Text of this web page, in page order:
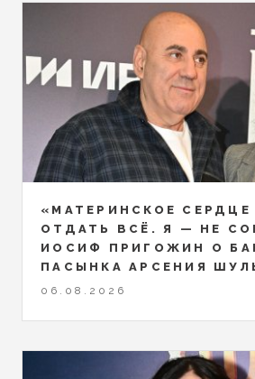
«МАТЕРИНСКОЕ
ОТДАТЬ ВСЁ. Я — НЕ
ИОСИФ ПРИГОЖИН О
ПАСЫНКА АРСЕНИЯ
06.08.2026